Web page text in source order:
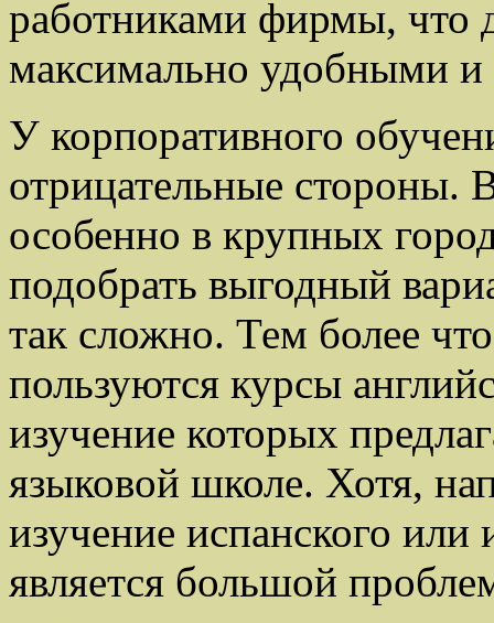
работниками фирмы, что
максимально удобными
У корпоративного
отрицательные
особенно в крупных
подобрать выгодный
так сложно. Тем более
пользуются курсы
изучение которых
языковой школе. Хотя,
изучение испанского или
является большой